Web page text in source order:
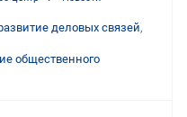
деловых связей,
общественного